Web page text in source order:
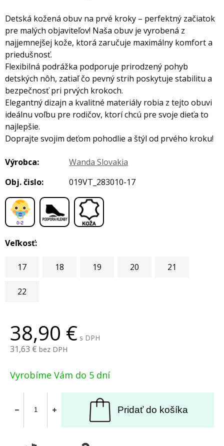
38,90 s DPH
31,63 bez DPH
Vyrobíme Vám do 5 dní
Pridať do košíka
Detská kožená obuv na prvé kroky – perfektný začiatok
pre malých objaviteľov! Naša obuv je vyrobená z
najjemnejšej kože, ktorá zaručuje maximálny komfort a
priedušnosť.
Flexibilná podrážka podporuje prirodzený pohyb
detských nôh, zatiaľ čo pevný strih poskytuje stabilitu a
bezpečnosť pri prvých krokoch.
Elegantný dizajn a kvalitné materiály robia z tejto obuvi
ideálnu voľbu pre rodičov, ktorí chcú pre svoje dieťa to
najlepšie.
Doprajte svojim deťom pohodlie a štýl od prvého kroku!
Výrobca:
Wanda Slovakia
Obj. čislo:
019VT_283010-17
Veľkosť:
17 18 19 20 21
22